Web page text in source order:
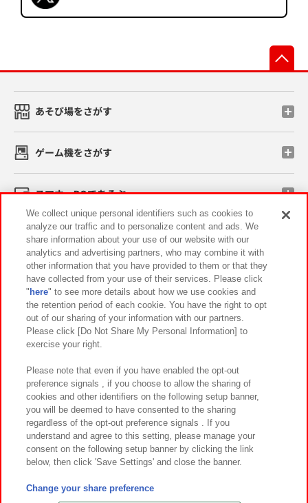
あそび場をさがす
ゲーム機をさがす
スマホ・PCであそぶ
イベント・キャンペーン
関連会社 サステナビリティ サイトポリシー
プライバシーポリシー ウェブアクセシビリティ方針と検証結果
お取引先さまとともに
カスタマーハラスメント対応方針 よくあるご質問・お問い合わせ
©Bandai Namco Amusement Inc.
©Bandai Namco Amusement Lab Inc.
We collect unique personal identifiers such as cookies to
analyze our traffic and to personalize content and ads. We
share information about your use of our website with our
analytics and advertising partners, who may combine it with
other information that you have provided to them or that they
have collected from your use of their services. Please click
" here" to see more details about how we use cookies and
the retention period of each cookie. You have the right to opt
out of our sharing of your information with our partners.
Please click [Do Not Share My Personal Information] to
exercise your right.
Please note that even if you have enabled the opt-out
preference signals , if you choose to allow the sharing of
cookies and other identifiers on the following setup banner,
you will be deemed to have consented to the sharing
regardless of the opt-out preference signals . If you
understand and agree to this setting, please manage your
consent on the following setup banner by clicking the link
below, then click 'Save Settings' and close the banner.
Change your share preference